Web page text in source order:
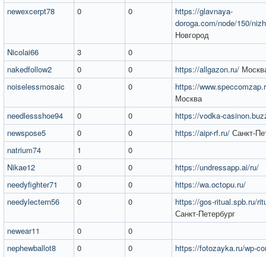
newexcerpt78
0 0
https://glavnaya-
doroga.com/node/150/
Новгород
Nicolai66
3
0
nakedfollow2
0 0 https://allgazon.ru/
noiselessmosaic
0 0
https://
Москва
needlessshoe94
0 0
https://vodka-
newspose5
0 0 https://aipr-rf.ru/ Санкт-
natrium74
1
0
Nikae12
0 0
https://undressapp.ai/ru/
needyfighter71
0 0
https://wa.octopu.ru/
needylectern56
0 0
https://gos-ritual.spb.ru/
Санкт-Петербург​
newear11
0
0
nephewballot8
0 0
https://fotozayka.ru/wp-